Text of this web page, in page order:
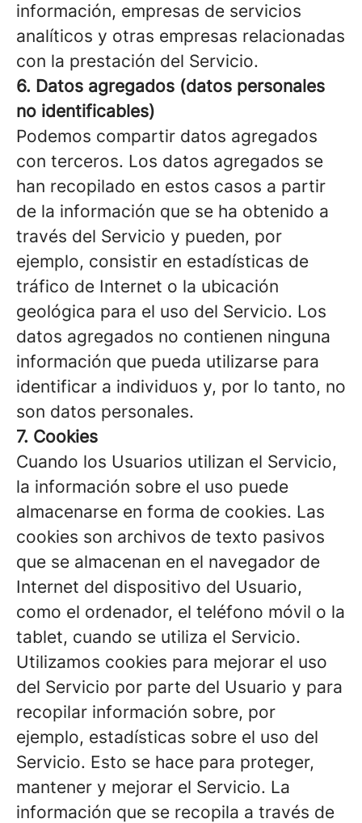
información, empresas de servicios
analíticos y otras empresas relacionadas
con la prestación del Servicio.
6. Datos agregados (datos personales
no identificables)
Podemos compartir datos agregados
con terceros. Los datos agregados se
han recopilado en estos casos a partir
de la información que se ha obtenido a
través del Servicio y pueden, por
ejemplo, consistir en estadísticas de
tráfico de Internet o la ubicación
geológica para el uso del Servicio. Los
datos agregados no contienen ninguna
información que pueda utilizarse para
identificar a individuos y, por lo tanto, no
son datos personales.
7. Cookies
Cuando los Usuarios utilizan el Servicio,
la información sobre el uso puede
almacenarse en forma de cookies. Las
cookies son archivos de texto pasivos
que se almacenan en el navegador de
Internet del dispositivo del Usuario,
como el ordenador, el teléfono móvil o la
tablet, cuando se utiliza el Servicio.
Utilizamos cookies para mejorar el uso
del Servicio por parte del Usuario y para
recopilar información sobre, por
ejemplo, estadísticas sobre el uso del
Servicio. Esto se hace para proteger,
mantener y mejorar el Servicio. La
información que se recopila a través de